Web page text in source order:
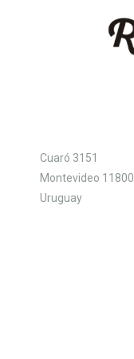
Cuaró 3151
Montevideo 11800
Uruguay